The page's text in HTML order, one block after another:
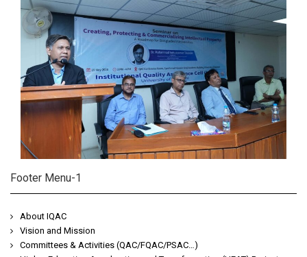
Footer Menu-1
About IQAC
Vision and Mission
Committees & Activities (QAC/FQAC/PSAC…)